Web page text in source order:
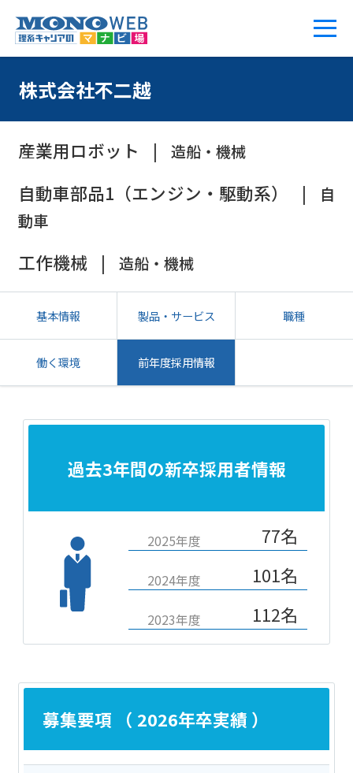
株式会社不二越
産業用ロボット 造船・機械
自動車部品1（エンジン・駆動系）
自
動車
工作機械 造船・機械
基本情報 製品・サービス 職種
働く環境 前年度採用情報
過去3年間の新卒採用者情報
2025年度 77名
2024年度 101名
2023年度 112名
募集要項 （ 2026年卒実績 ）